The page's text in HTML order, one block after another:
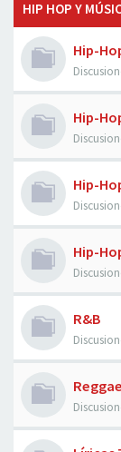
HIP HOP Y
Hip-
Hip-
Hip-
Hip-
R&B
Reggae